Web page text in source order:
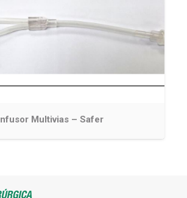
Infusor Multivias – Safer